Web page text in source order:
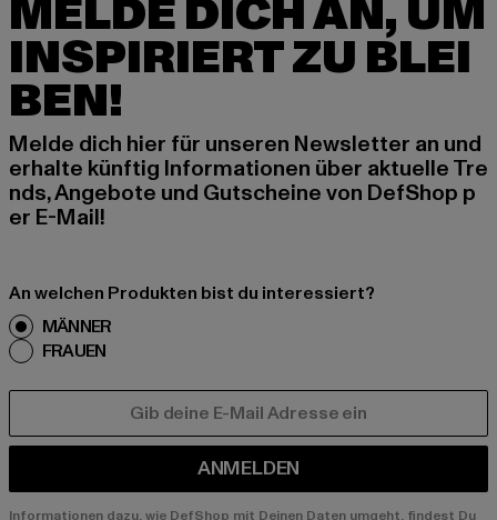
MELDE DICH AN, UM
INSPIRIERT ZU BLEI
BEN!
Melde dich hier für unseren Newsletter an und
erhalte künftig Informationen über aktuelle Tre
nds, Angebote und Gutscheine von DefShop p
er E-Mail!
An welchen Produkten bist du interessiert?
MÄNNER
FRAUEN
ANMELDEN
Informationen dazu, wie DefShop mit Deinen Daten umgeht, findest Du